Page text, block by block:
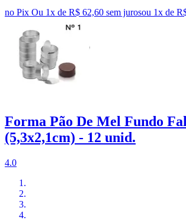
no Pix Ou 1x de R$ 62,60 sem jurosou 1x de
Forma Pão De Mel Fundo
(5,3x2,1cm) - 12 unid.
4.0